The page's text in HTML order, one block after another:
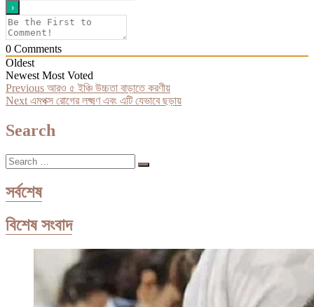
0 Comments
Oldest
Newest Most Voted
Post
navigation
Previous Previous
post:
আরও ৫ ইঞ্চি উচ্চতা বাড়াতে করণীয়
Next Next
এমপক্স রোগের লক্ষ্মণ এবং এটি যেভাবে ছড়ায়
Search
Search
…
সর্বশেষ
বিশেষ সংবাদ